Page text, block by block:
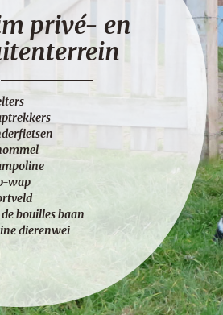
privé- en
wap
de bouilles baan
dierenwei